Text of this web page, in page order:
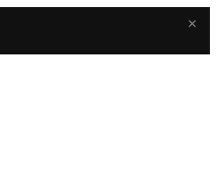
×